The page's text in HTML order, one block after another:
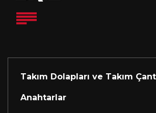
Takım Dolapları ve Takım
Anahtarlar